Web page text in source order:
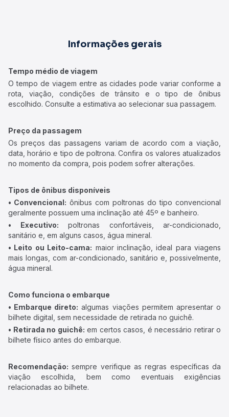
Informações gerais
Tempo médio de viagem
O tempo de viagem entre as cidades pode variar conforme a
rota, viação, condições de trânsito e o tipo de ônibus
escolhido. Consulte a estimativa ao selecionar sua passagem.
Preço da passagem
Os preços das passagens variam de acordo com a viação,
data, horário e tipo de poltrona. Confira os valores atualizados
no momento da compra, pois podem sofrer alterações.
Tipos de ônibus disponíveis
• Convencional: ônibus com poltronas do tipo convencional
geralmente possuem uma inclinação até 45º e banheiro.
• Executivo: poltronas confortáveis, ar-condicionado,
sanitário e, em alguns casos, água mineral.
• Leito ou Leito-cama: maior inclinação, ideal para viagens
mais longas, com ar-condicionado, sanitário e, possivelmente,
água mineral.
Como funciona o embarque
• Embarque direto: algumas viações permitem apresentar o
bilhete digital, sem necessidade de retirada no guichê.
• Retirada no guichê: em certos casos, é necessário retirar o
bilhete físico antes do embarque.
Recomendação: sempre verifique as regras específicas da
viação escolhida, bem como eventuais exigências
relacionadas ao bilhete.